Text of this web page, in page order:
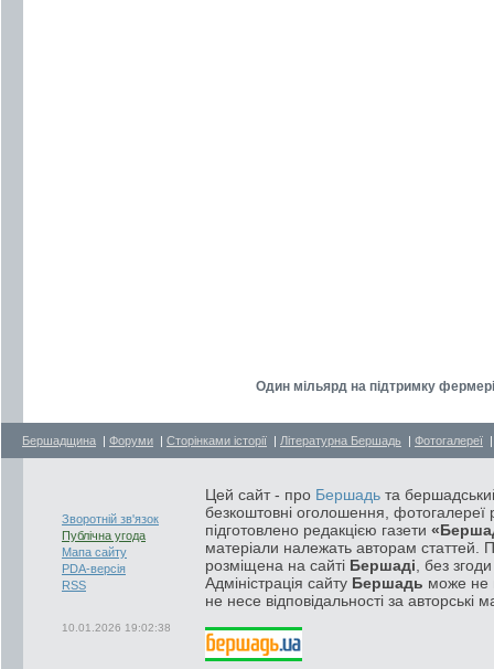
Один мільярд на підтримку
Бершадщина | Форуми | Сторінками історії | Літературна Бершадь | Фотогалереї
Зворотній зв'язок
Публічна угода
Мапа сайту
PDA-версія
RSS
10.01.2026 19:02:38
Цей сайт - про Бершадь та
безкоштовні оголошення, фотогалереї
підготовлено редакцією газети
матеріали належать авторам статтей.
розміщена на сайті Бершаді , без
Адміністрація сайту Бершадь може не
не несе відповідальності за авторські